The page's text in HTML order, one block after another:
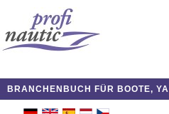
BRANCHENBUCH FÜR BOOTE,